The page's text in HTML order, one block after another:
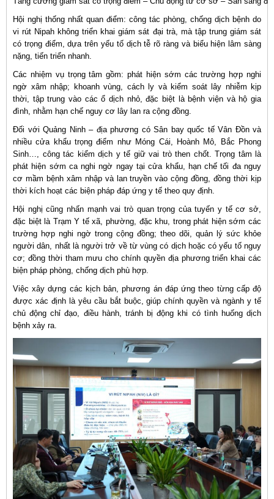
Hội nghị thống nhất quan điểm: công tác phòng, chống dịch bệnh do
vi rút Nipah không triển khai giám sát đại trà, mà tập trung giám sát
có trọng điểm, dựa trên yếu tố dịch tễ rõ ràng và biểu hiện lâm sàng
nặng, tiến triển nhanh.
Các nhiệm vụ trọng tâm gồm: phát hiện sớm các trường hợp nghi
ngờ xâm nhập; khoanh vùng, cách ly và kiểm soát lây nhiễm kịp
thời, tập trung vào các ổ dịch nhỏ, đặc biệt là bệnh viện và hộ gia
đình, nhằm hạn chế nguy cơ lây lan ra cộng đồng.
Đối với Quảng Ninh – địa phương có Sân bay quốc tế Vân Đồn và
nhiều cửa khẩu trọng điểm như Móng Cái, Hoành Mô, Bắc Phong
Sinh…, công tác kiểm dịch y tế giữ vai trò then chốt. Trọng tâm là
phát hiện sớm ca nghi ngờ ngay tại cửa khẩu, hạn chế tối đa nguy
cơ mầm bệnh xâm nhập và lan truyền vào cộng đồng, đồng thời kịp
thời kích hoạt các biện pháp đáp ứng y tế theo quy định.
Hội nghị cũng nhấn mạnh vai trò quan trọng của tuyến y tế cơ sở,
đặc biệt là Trạm Y tế xã, phường, đặc khu, trong phát hiện sớm các
trường hợp nghi ngờ trong cộng đồng; theo dõi, quản lý sức khỏe
người dân, nhất là người trở về từ vùng có dịch hoặc có yếu tố nguy
cơ; đồng thời tham mưu cho chính quyền địa phương triển khai các
biện pháp phòng, chống dịch phù hợp.
Việc xây dựng các kịch bản, phương án đáp ứng theo từng cấp độ
được xác định là yêu cầu bắt buộc, giúp chính quyền và ngành y tế
chủ động chỉ đạo, điều hành, tránh bị động khi có tình huống dịch
bệnh xảy ra.